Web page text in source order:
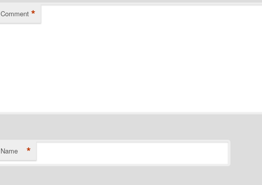
Comment *
Name *